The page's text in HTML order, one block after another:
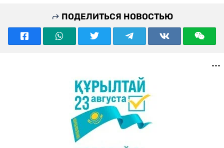
ПОДЕЛИТЬСЯ НОВОСТЬЮ